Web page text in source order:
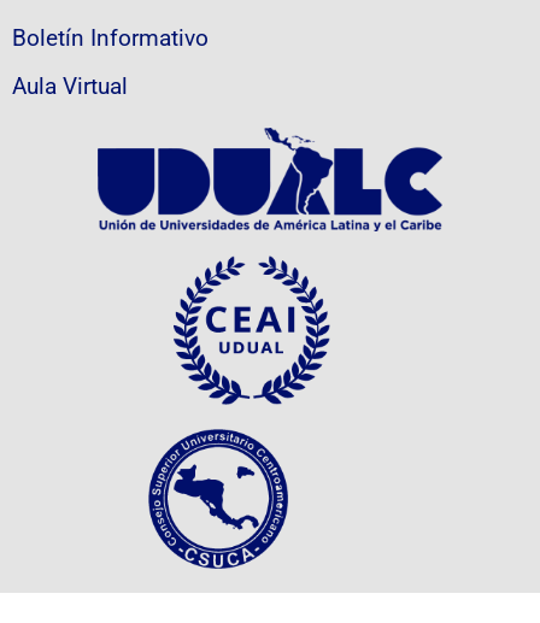
Boletín Informativo
Aula Virtual
Revista Científica Agua y Conocimiento